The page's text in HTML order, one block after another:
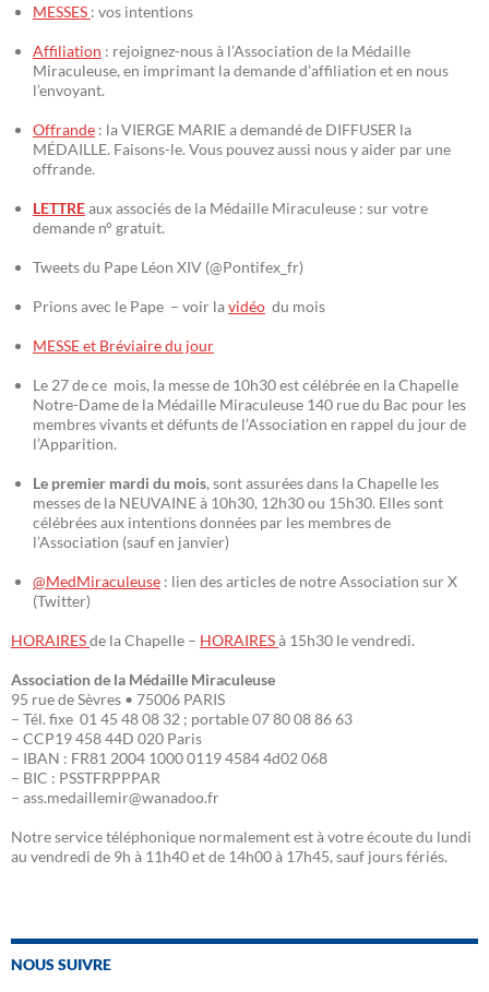
MESSES : vos intentions
Affiliation : rejoignez-nous à l’Association de la Médaille
Miraculeuse, en imprimant la demande d’affiliation et en nous
l’envoyant.
Offrande : la VIERGE MARIE a demandé de DIFFUSER la
MÉDAILLE. Faisons-le. Vous pouvez aussi nous y aider par une
offrande.
LETTREaux associés de la Médaille Miraculeuse : sur votre
demande n° gratuit.
Tweets du Pape Léon XIV (@Pontifex_fr)
Prions avec le Pape – voir lavidéo du mois
MESSE et Bréviaire du jour
Le 27 de ce mois, la messe de 10h30 est célébrée en la Chapelle
Notre-Dame de la Médaille Miraculeuse 140 rue du Bac pour les
membres vivants et défunts de l’Association en rappel du jour de
l’Apparition.
Le premier mardi du mois, sont assurées dans la Chapelle les
messes de la NEUVAINE à 10h30, 12h30 ou 15h30. Elles sont
célébrées aux intentions données par les membres de
l’Association (sauf en janvier)
@MedMiraculeuse : lien des articles de notre Association sur X
(Twitter)
HORAIRESde la Chapelle – HORAIRESà 15h30 le vendredi.
Association de la Médaille Miraculeuse
95 rue de Sèvres • 75006 PARIS
– Tél. fixe 01 45 48 08 32 ; portable 07 80 08 86 63
– CCP19 458 44D 020 Paris
– IBAN : FR81 2004 1000 0119 4584 4d02 068
– BIC : PSSTFRPPPAR
– ass.medaillemir@wanadoo.fr
Notre service téléphonique normalement est à votre écoute du lundi
au vendredi de 9h à 11h40 et de 14h00 à 17h45, sauf jours fériés.
NOUS SUIVRE